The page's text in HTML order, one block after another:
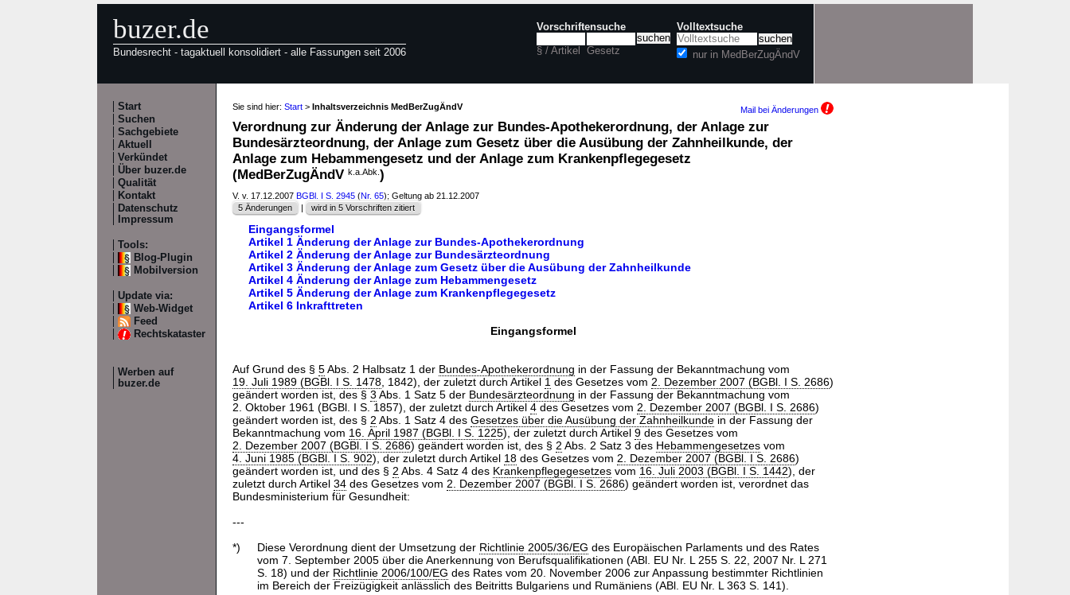
buzer.de
Bundesrecht - tagaktuell konsolidiert - alle Fassungen seit 2006
Vorschriftensuche
§ / Artikel Gesetz
Volltextsuche
nur in MedBerZugÄndV
Start
Suchen
Sachgebiete
Aktuell
Verkündet
Über buzer.de
Qualität
Kontakt
Datenschutz
Impressum
Tools:
Blog-Plugin
Mobilversion
Update via:
Web-Widget
Feed
Rechtskataster
Werben auf
buzer.de
Sie sind hier: Start > Inhaltsverzeichnis MedBerZugÄndV Mail bei Änderungen
Verordnung zur Änderung der Anlage zur Bundes-Apothekerordnung, der Anlage zur
Bundesärzteordnung, der Anlage zum Gesetz über die Ausübung der Zahnheilkunde, der
Anlage zum Hebammengesetz und der Anlage zum Krankenpflegegesetz
(MedBerZugÄndV k.a.Abk. )
V. v. 17.12.2007 BGBl. I S. 2945 (Nr. 65); Geltung ab 21.12.2007
5 Änderungen
| wird in 5 Vorschriften zitiert
Eingangsformel
Artikel 1 Änderung der Anlage zur Bundes-Apothekerordnung
Artikel 2 Änderung der Anlage zur Bundesärzteordnung
Artikel 3 Änderung der Anlage zum Gesetz über die Ausübung der Zahnheilkunde
Artikel 4 Änderung der Anlage zum Hebammengesetz
Artikel 5 Änderung der Anlage zum Krankenpflegegesetz
Artikel 6 Inkrafttreten
Eingangsformel
Auf Grund des § 5Abs. 2 Halbsatz 1 der Bundes-Apothekerordnung in der Fassung der Bekanntmachung vom
19. Juli 1989 (BGBl. I S. 1478 , 1842), der zuletzt durch Artikel 1 des Gesetzes vom 2. Dezember 2007 (BGBl. I S. 2686)
geändert worden ist, des § 3 Abs. 1 Satz 5 der Bundesärzteordnung in der Fassung der Bekanntmachung vom
2. Oktober 1961 (BGBl. I S. 1857), der zuletzt durch Artikel 4 des Gesetzes vom 2. Dezember 2007 (BGBl. I S. 2686)
geändert worden ist, des § 2 Abs. 1 Satz 4 des Gesetzes über die Ausübung der Zahnheilkunde in der Fassung der
Bekanntmachung vom 16. April 1987 (BGBl. I S. 1225), der zuletzt durch Artikel 9 des Gesetzes vom
2. Dezember 2007 (BGBl. I S. 2686) geändert worden ist, des § 2 Abs. 2 Satz 3 des Hebammengesetzes vom
4. Juni 1985 (BGBl. I S. 902), der zuletzt durch Artikel 18 des Gesetzes vom 2. Dezember 2007 (BGBl. I S. 2686)
geändert worden ist, und des § 2 Abs. 4 Satz 4 des Krankenpflegegesetzes vom 16. Juli 2003 (BGBl. I S. 1442), der
zuletzt durch Artikel 34 des Gesetzes vom 2. Dezember 2007 (BGBl. I S. 2686) geändert worden ist, verordnet das
Bundesministerium für Gesundheit:
---
*)
Diese Verordnung dient der Umsetzung der Richtlinie 2005/36/EG des Europäischen Parlaments und des Rates
vom 7. September 2005 über die Anerkennung von Berufsqualifikationen (ABl. EU Nr. L 255 S. 22, 2007 Nr. L 271
S. 18) und der Richtlinie 2006/100/EG des Rates vom 20. November 2006 zur Anpassung bestimmter Richtlinien
im Bereich der Freizügigkeit anlässlich des Beitritts Bulgariens und Rumäniens (ABl. EU Nr. L 363 S. 141).